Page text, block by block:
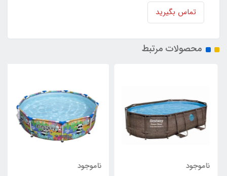
تماس بگیرید
محصولات مرتبط
ناموجود ناموجود